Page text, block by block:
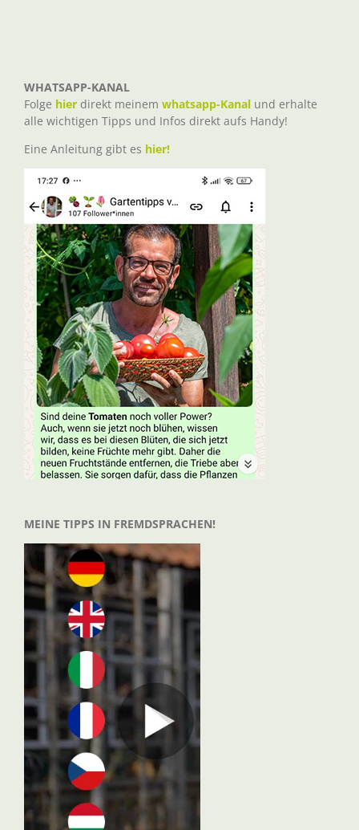
WHATSAPP-KANAL
Folge hier direkt meinem whatsapp-Kanal und erhalte
alle wichtigen Tipps und Infos direkt aufs Handy!
Eine Anleitung gibt es hier!
MEINE TIPPS IN FREMDSPRACHEN!